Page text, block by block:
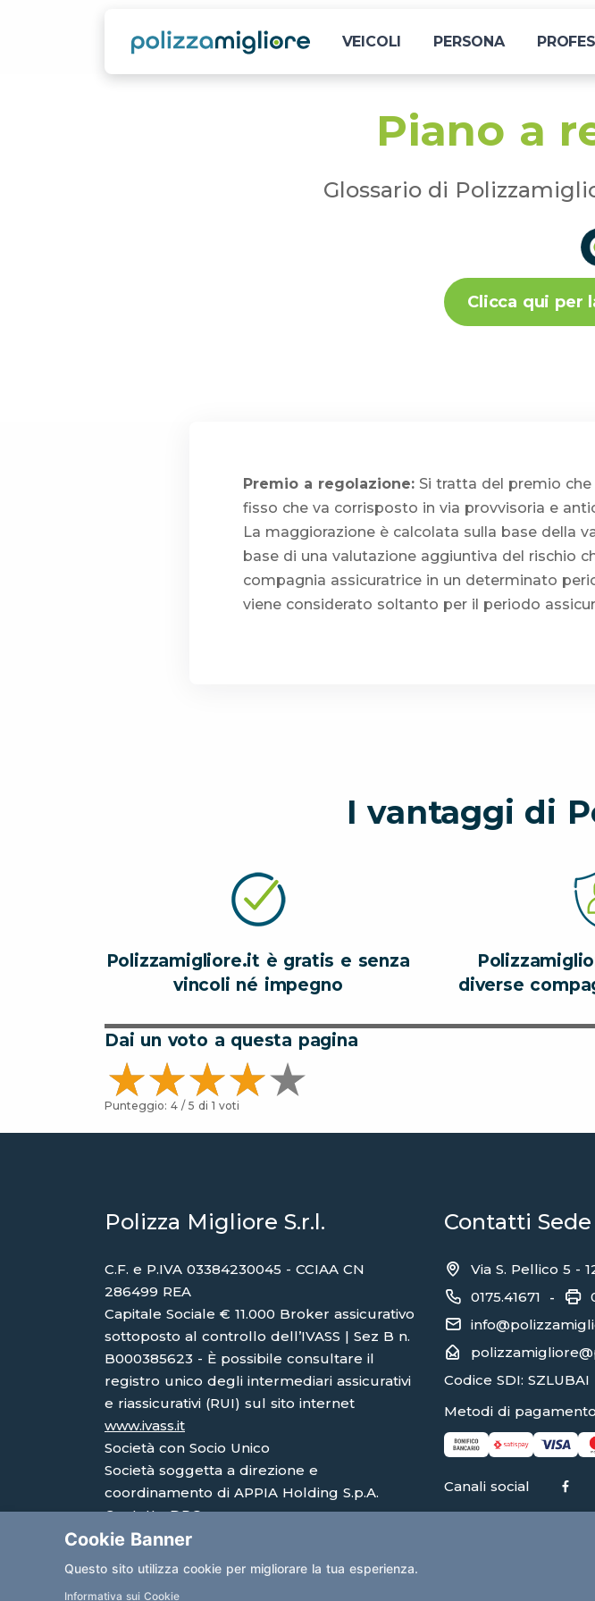
VEICOLI PERSONA
Piano a
Glossario di
Clicca qui per
Premio a regolazione: Si tratta del premio
fisso che va corrisposto in via provvisoria e
La maggiorazione è calcolata sulla base della
base di una valutazione aggiuntiva del rischio
compagnia assicuratrice in un determinato
viene considerato soltanto per il periodo
I vantaggi di
Polizzamigliore.it è gratis e senza
vincoli né impegno
diverse
Dai un voto a questa pagina
Punteggio: 4 / 5 di 1 voti
Polizza Migliore S.r.l.
C.F. e P.IVA 03384230045 - CCIAA CN
286499 REA
Capitale Sociale € 11.000 Broker assicurativo
sottoposto al controllo dell’IVASS | Sez B n.
B000385623 - È possibile consultare il
registro unico degli intermediari assicurativi
e riassicurativi (RUI) sul sito internet
www.ivass.it
Società con Socio Unico
Società soggetta a direzione e
coordinamento di APPIA Holding S.p.A.
Contatto DPO:
avv.eleonoramargaria@gmail.com
Contatti
Via S. Pellico 5 -
0175.41671 -
Codice SDI: SZLUBAI
Metodi di
Canali social
Cookie Banner
Questo sito utilizza cookie per migliorare la tua esperienza.
Informativa sui Cookie